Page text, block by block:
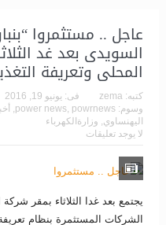
عاجل .. مستثمروا
السويدى بعد غد
المحلى وتعريفة
كتبه: zema فى: يونيو 19, 2016
وسوم:
power news, powrnews
,
اليهنساوي, وزارةالكهرباء
لا يوجد تعليقات
الشركات المستثمرة بنظام